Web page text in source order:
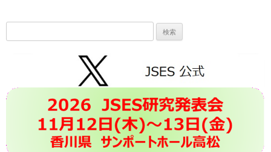
索: